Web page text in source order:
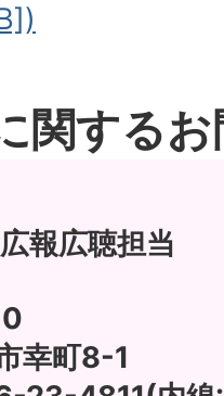
関する
報広聴担当
幸町8-1